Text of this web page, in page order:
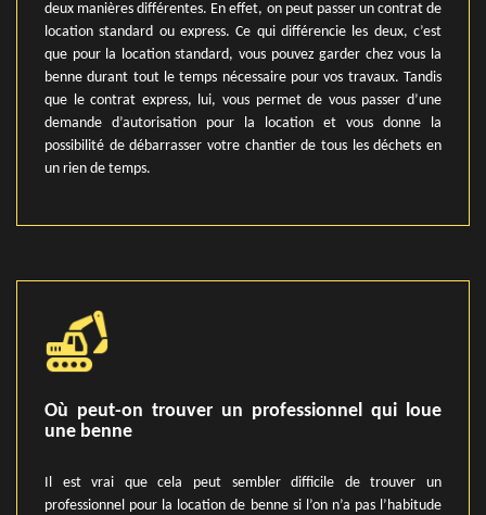
deux manières différentes. En effet, on peut passer un contrat de
location standard ou express. Ce qui différencie les deux, c’est
que pour la location standard, vous pouvez garder chez vous la
benne durant tout le temps nécessaire pour vos travaux. Tandis
que le contrat express, lui, vous permet de vous passer d’une
demande d’autorisation pour la location et vous donne la
possibilité de débarrasser votre chantier de tous les déchets en
un rien de temps.
Où peut-on trouver un professionnel qui loue
une benne
Il est vrai que cela peut sembler difficile de trouver un
professionnel pour la location de benne si l’on n’a pas l’habitude